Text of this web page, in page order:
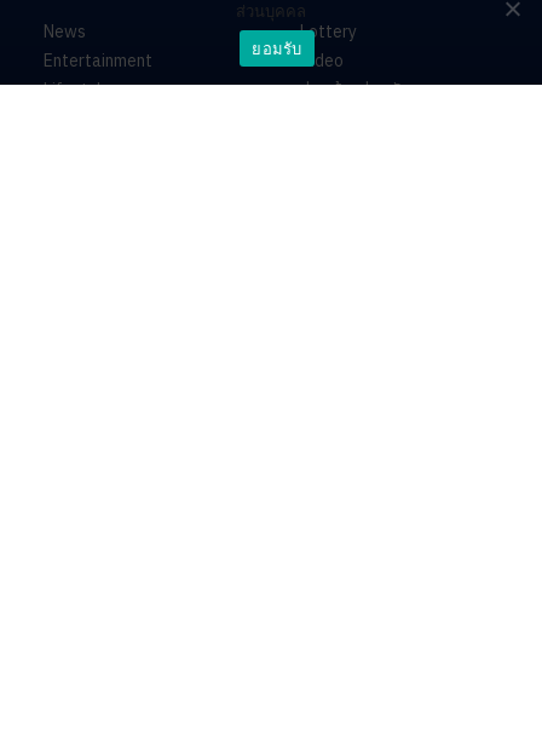
News
Entertainment
Lifestyle
Lottery
Video
ร่วมด้วยช่วยกัน
ส่วนบุคคล
ยอมรับ